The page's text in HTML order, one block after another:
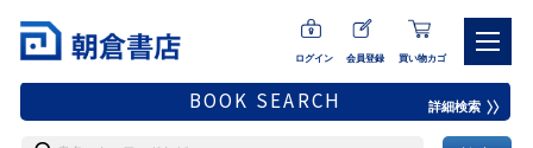
ログイン 会員登録 買い物カゴ
BOOK SEARCH 詳細検索